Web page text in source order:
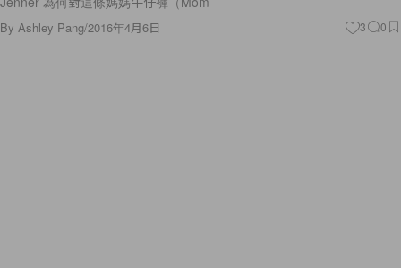
By Ashley Pang/2016年4月6日 3 0